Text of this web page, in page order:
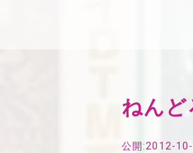
ねん
公開:2012-